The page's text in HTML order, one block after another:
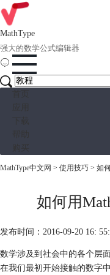
MathType
强大的数学公式编辑器
MathType中文网 > 使用技巧 > 如
如何用
发布时间：2016-09-20 16:
数学涉及到社会中的各个层
在我们最初开始接触的数字